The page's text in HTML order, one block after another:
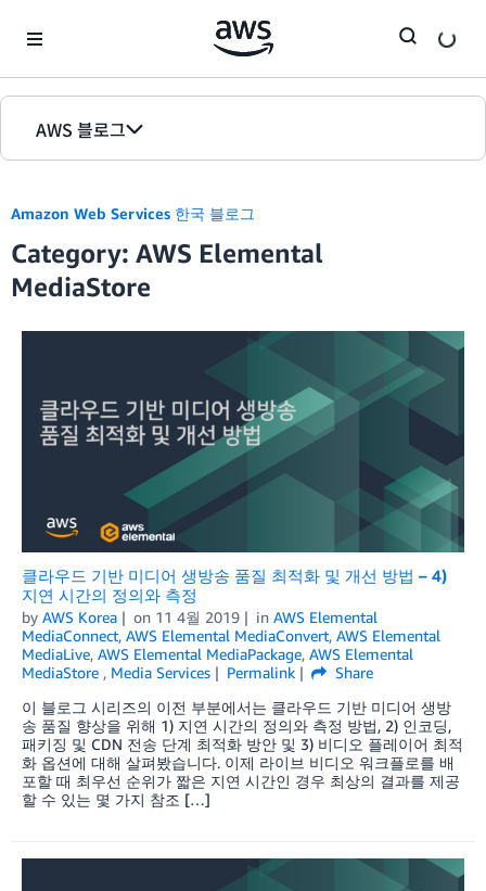
AWS 블로그
에디션
Amazon Web Services 한국 블로그
Category: AWS Elemental
MediaStore
클라우드 기반 미디어 생방송 품질 최적화 및 개선 방법 – 4)
지연 시간의 정의와 측정
by AWS Korea on 11 4월 2019 in AWS Elemental
MediaConnect, AWS Elemental MediaConvert, AWS Elemental
MediaLive, AWS Elemental MediaPackage, AWS Elemental
MediaStore , Media Services Permalink
Share
이 블로그 시리즈의 이전 부분에서는 클라우드 기반 미디어 생방
송 품질 향상을 위해 1) 지연 시간의 정의와 측정 방법, 2) 인코딩,
패키징 및 CDN 전송 단계 최적화 방안 및 3) 비디오 플레이어 최적
화 옵션에 대해 살펴봤습니다. 이제 라이브 비디오 워크플로를 배
포할 때 최우선 순위가 짧은 지연 시간인 경우 최상의 결과를 제공
할 수 있는 몇 가지 참조 […]